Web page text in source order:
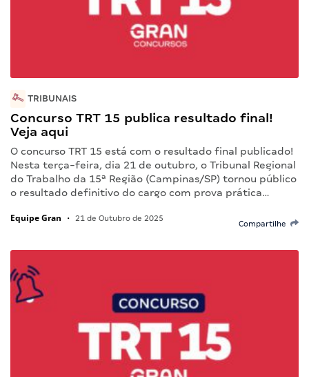
TRIBUNAIS
Concurso TRT 15 publica resultado final!
Veja aqui
O concurso TRT 15 está com o resultado final publicado!
Nesta terça-feira, dia 21 de outubro, o Tribunal Regional
do Trabalho da 15ª Região (Campinas/SP) tornou público
o resultado definitivo do cargo com prova prática…
Equipe Gran • 21 de Outubro de 2025
Compartilhe